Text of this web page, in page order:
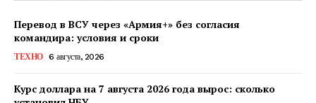
Перевод в ВСУ через «Армия+» без согласия
командира: условия и сроки
ТЕХНО 6 августа, 2026
Курс доллара на 7 августа 2026 года вырос: сколько